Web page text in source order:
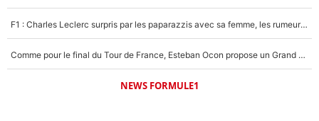
F1 : Charles Leclerc surpris par les paparazzis avec sa femme, les rumeurs étaient vraies !
Comme pour le final du Tour de France, Esteban Ocon propose un Grand Prix de Formule 1 à Paris : «Autour de l’Arc de Triomphe, ce serait génial» !
NEWS FORMULE1